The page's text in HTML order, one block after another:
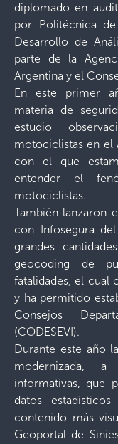
diplomado en
por Politécnica
Desarrollo de
parte de la
Argentina y el
En este primer
materia de
estudio
motociclistas en el
con el que
entender el
motociclistas.
También lanzaron
con Infosegura
grandes
geocoding de
fatalidades, el cual
y ha permitido
Consejos
(CODESEVI).
Durante este año
modernizada,
informativas, que
datos
contenido más
Geoportal de